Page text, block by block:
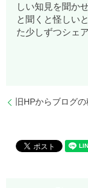
しい知見を聞か
と聞くと怪しい
た少しずつシェ
旧HPからブログ